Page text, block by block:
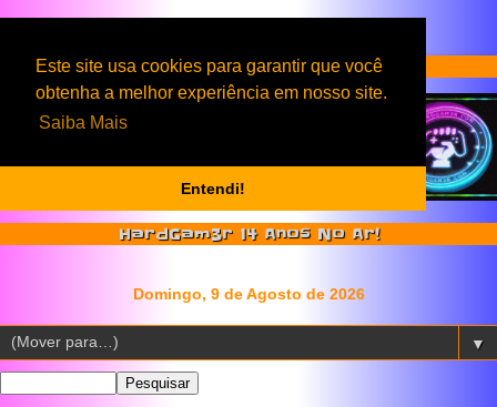
Este site usa cookies para garantir que você
obtenha a melhor experiência em nosso site.
Saiba Mais
Entendi!
Serviços & Produtos HardGam3r
HardGam3r 14 Anos No Ar!
▼